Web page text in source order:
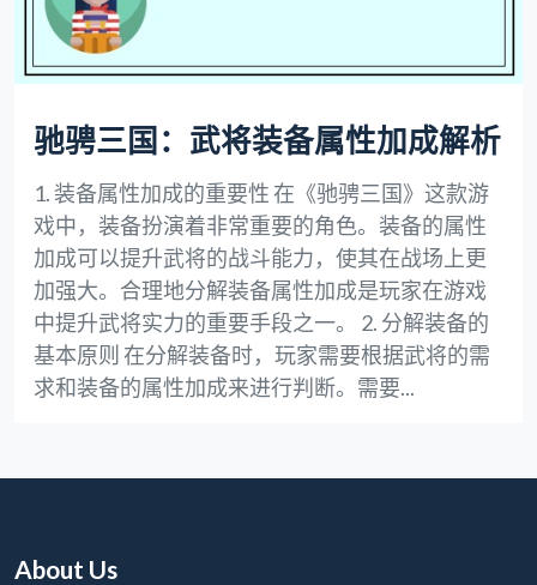
驰骋三国：武将装备属性加成解析
1. 装备属性加成的重要性 在《驰骋三国》这款游
戏中，装备扮演着非常重要的角色。装备的属性
加成可以提升武将的战斗能力，使其在战场上更
加强大。合理地分解装备属性加成是玩家在游戏
中提升武将实力的重要手段之一。 2. 分解装备的
基本原则 在分解装备时，玩家需要根据武将的需
求和装备的属性加成来进行判断。需要...
About Us